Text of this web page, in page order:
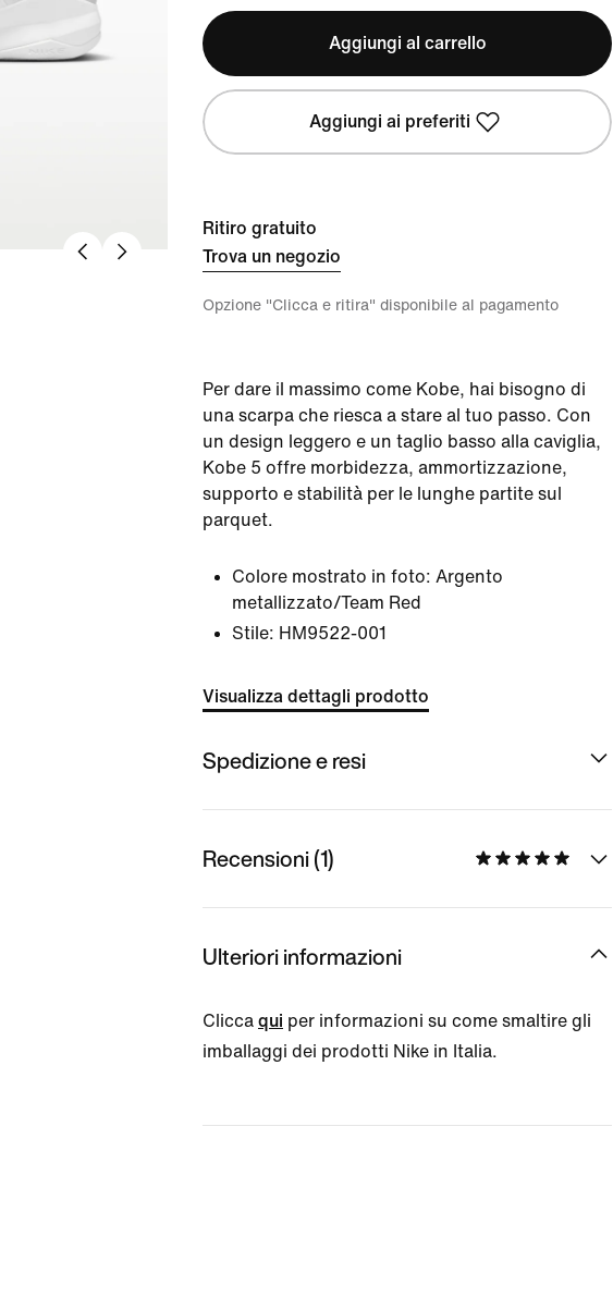
Aggiungi al carrello
Aggiungi ai preferiti
Ritiro gratuito
Trova un negozio
Opzione "Clicca e ritira" disponibile al pagamento
Per dare il massimo come Kobe, hai bisogno di
una scarpa che riesca a stare al tuo passo. Con
un design leggero e un taglio basso alla caviglia,
Kobe 5 offre morbidezza, ammortizzazione,
supporto e stabilità per le lunghe partite sul
parquet.
Colore mostrato in foto: Argento
metallizzato/Team Red
Stile: HM9522-001
Visualizza dettagli prodotto
Spedizione e resi
Recensioni (1)
Ulteriori informazioni
Clicca qui per informazioni su come smaltire gli
imballaggi dei prodotti Nike in Italia.